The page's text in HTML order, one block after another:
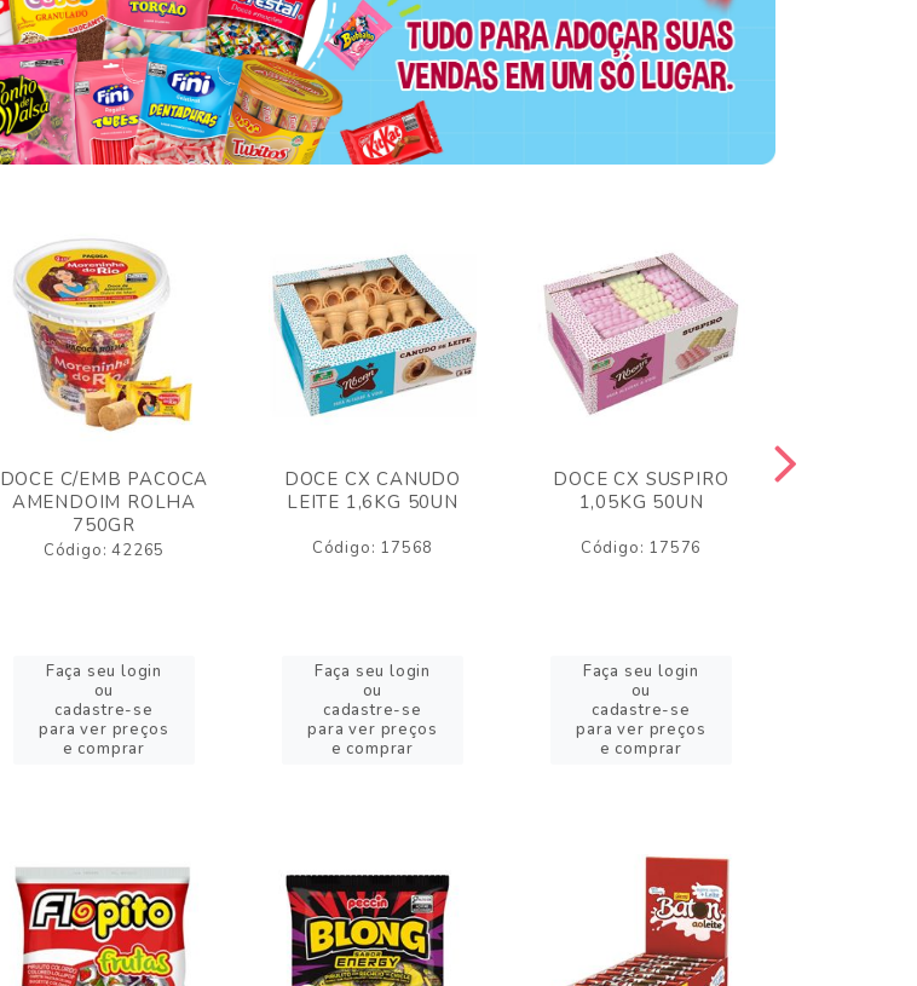
DOCE C/EMB PACOCA
AMENDOIM ROLHA
750GR
Código: 42265
Faça seu login
ou
cadastre-se
para ver preços
e comprar
DOCE CX CANUDO
LEITE 1,6KG 50UN
Código: 17568
Faça seu login
ou
cadastre-se
para ver preços
e comprar
DOCE CX SUSPIRO
1,05KG 50UN
Código: 17576
Faça seu login
ou
cadastre-se
para ver preços
e comprar